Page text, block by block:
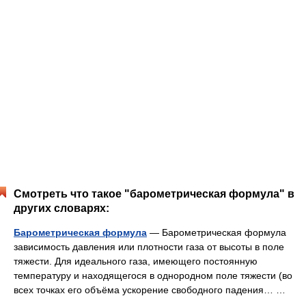
Смотреть что такое "барометрическая формула" в
других словарях:
Барометрическая формула — Барометрическая формула
зависимость давления или плотности газа от высоты в поле
тяжести. Для идеального газа, имеющего постоянную
температуру и находящегося в однородном поле тяжести (во
всех точках его объёма ускорение свободного падения… …